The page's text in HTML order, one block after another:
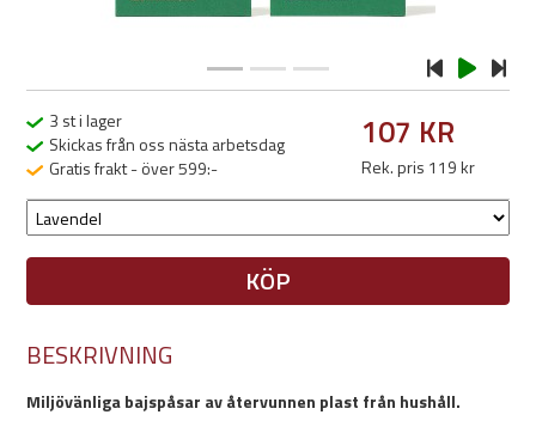
3 st i lager
Skickas från oss nästa arbetsdag
Gratis frakt - över 599:-
107 KR
Rek. pris 119 kr
KÖP
BESKRIVNING
Miljövänliga bajspåsar av återvunnen plast från hushåll.